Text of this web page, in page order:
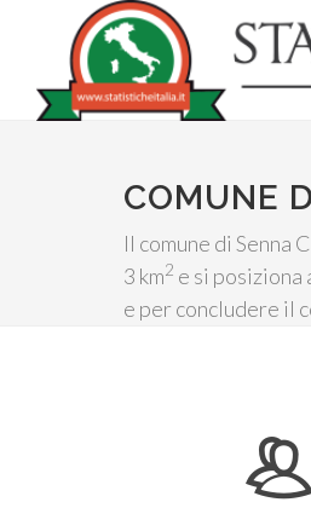
COMUNE
Il comune di Senna
3 km2 e si posiziona
e per concludere il